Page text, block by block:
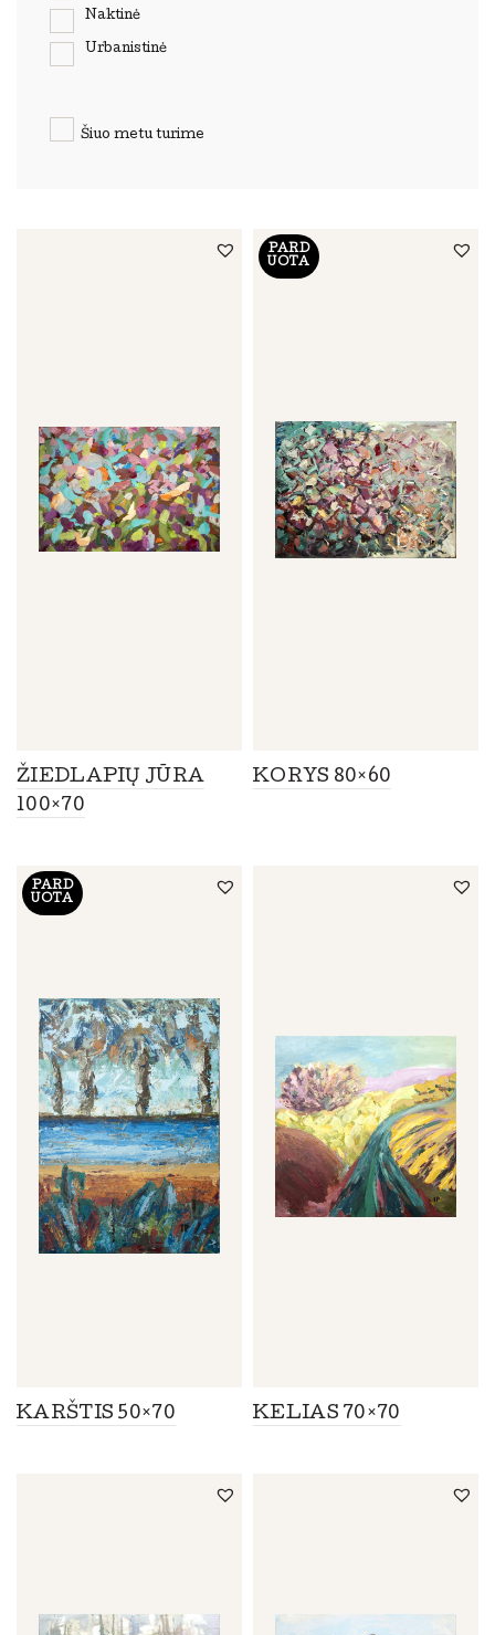
Naktinė
Urbanistinė
Šiuo metu turime
ŽIEDLAPIŲ JŪRA
100×70
PARD
UOTA
KORYS 80×60
PARD
UOTA
KARŠTIS 50×70 KELIAS 70×70